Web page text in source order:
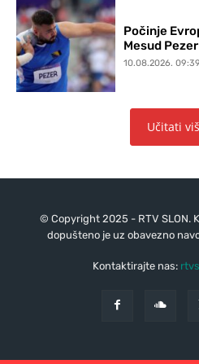
Počinje
Mesud
10.08.2026. 09:39
Učitati
© Copyright 2025 - RTV SLON.
dopušteno je uz obavezno
Kontaktirajte nas: